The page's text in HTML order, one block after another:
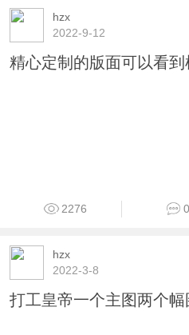
hzx
2022-9-12
精心定制的版面可以看
2276 0
hzx
2022-3-8
打工皇帝一个主图两个